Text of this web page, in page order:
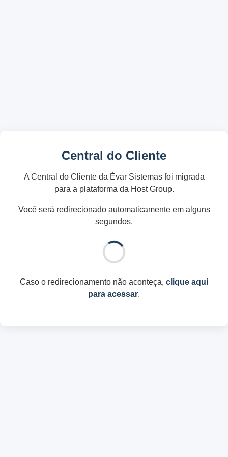
Central do Cliente
A Central do Cliente da Évar Sistemas foi migrada
para a plataforma da Host Group.
Você será redirecionado automaticamente em alguns
segundos.
Caso o redirecionamento não aconteça, clique aqui
para acessar.